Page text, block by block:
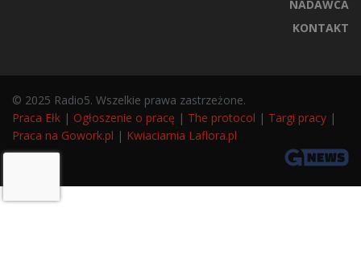
NADAWCA
KONTAKT
© 2025 Radio5. Wszelkie prawa zastrzeżone.
Praca Ełk | Ogłoszenie o pracę | The protocol | Targi pracy |
Praca na Gowork.pl | Kwiaciarnia Laflora.pl